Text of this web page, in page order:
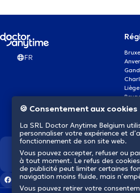
FR
Gand
Liège
Namur
Mons
🍪 Consentement aux cookies
La SRL Doctor Anytime Belgium
personnaliser votre expérience et
fonctionnement de son site web.
Vous pouvez accepter, refuser ou
à tout moment. Le refus des
de publicité peut limiter certaines
navigation moins fluide, mais
Vous pouvez retirer votre